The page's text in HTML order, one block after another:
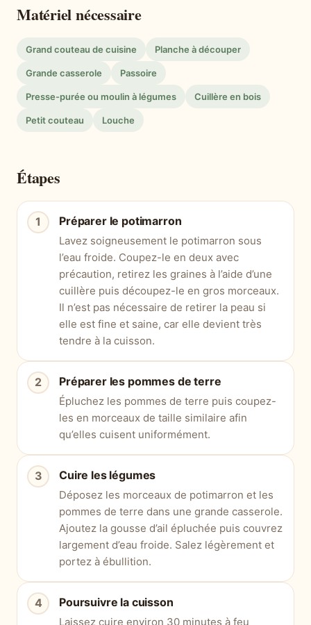
Matériel nécessaire
Grand couteau de cuisine Planche à découper
Grande casserole Passoire
Presse-purée ou moulin à légumes Cuillère en bois
Petit couteau Louche
Étapes
Préparer le potimarron
Lavez soigneusement le potimarron sous
l’eau froide. Coupez-le en deux avec
précaution, retirez les graines à l’aide d’une
cuillère puis découpez-le en gros morceaux.
Il n’est pas nécessaire de retirer la peau si
elle est fine et saine, car elle devient très
tendre à la cuisson.
Préparer les pommes de terre
Épluchez les pommes de terre puis coupez-
les en morceaux de taille similaire afin
qu’elles cuisent uniformément.
Cuire les légumes
Déposez les morceaux de potimarron et les
pommes de terre dans une grande casserole.
Ajoutez la gousse d’ail épluchée puis couvrez
largement d’eau froide. Salez légèrement et
portez à ébullition.
Poursuivre la cuisson
Laissez cuire environ 30 minutes à feu